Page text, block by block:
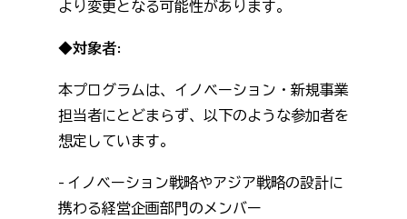
より変更となる可能性があります。
◆対象者:
本プログラムは、イノベーション・新規事業
担当者にとどまらず、以下のような参加者を
想定しています。
- イノベーション戦略やアジア戦略の設計に
携わる経営企画部門のメンバー